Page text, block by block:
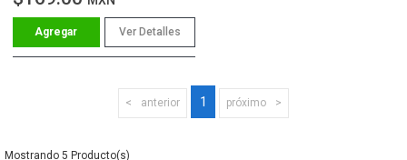
Ver Detalles
anterior 1 próximo
5